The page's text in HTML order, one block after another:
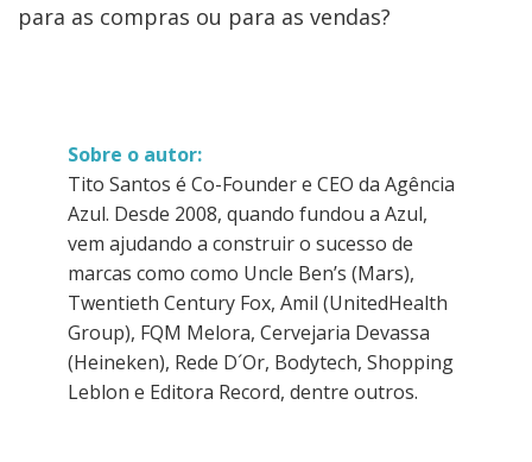
para as compras ou para as vendas?
Sobre o autor:
Tito Santos é Co-Founder e CEO da Agência
Azul. Desde 2008, quando fundou a Azul,
vem ajudando a construir o sucesso de
marcas como como Uncle Ben’s (Mars),
Twentieth Century Fox, Amil (UnitedHealth
Group), FQM Melora, Cervejaria Devassa
(Heineken), Rede D´Or, Bodytech, Shopping
Leblon e Editora Record, dentre outros.